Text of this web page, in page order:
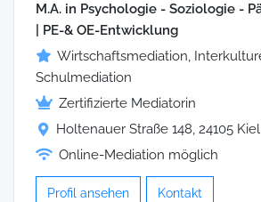
M.A. in Psychologie - Soziologie -
| PE-& OE-Entwicklung
Wirtschaftsmediation,
Schulmediation
Zertifizierte Mediatorin
Holtenauer Straße 148, 24105 Kiel
Online-Mediation möglich
Profil ansehen Kontakt